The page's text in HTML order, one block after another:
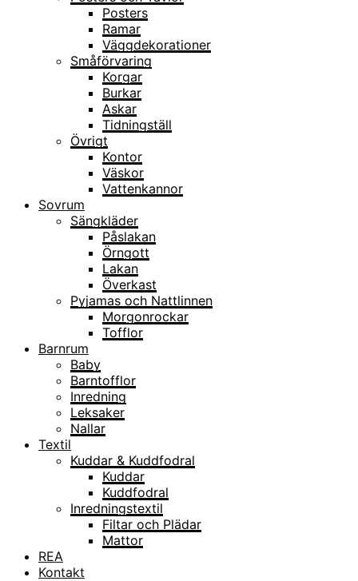
Posters
Ramar
Väggdekorationer
Småförvaring
Korgar
Burkar
Askar
Tidningställ
Övrigt
Kontor
Väskor
Vattenkannor
Sovrum
Sängkläder
Påslakan
Örngott
Lakan
Överkast
Pyjamas och Nattlinnen
Morgonrockar
Tofflor
Barnrum
Baby
Barntofflor
Inredning
Leksaker
Nallar
Textil
Kuddar & Kuddfodral
Kuddar
Kuddfodral
Inredningstextil
Filtar och Plädar
Mattor
REA
Kontakt